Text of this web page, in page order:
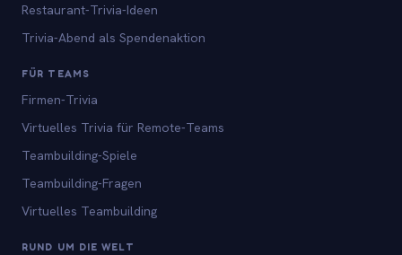
Restaurant-Trivia-Ideen
Trivia-Abend als Spendenaktion
FÜR TEAMS
Firmen-Trivia
Virtuelles Trivia für Remote-Teams
Teambuilding-Spiele
Teambuilding-Fragen
Virtuelles Teambuilding
RUND UM DIE WELT